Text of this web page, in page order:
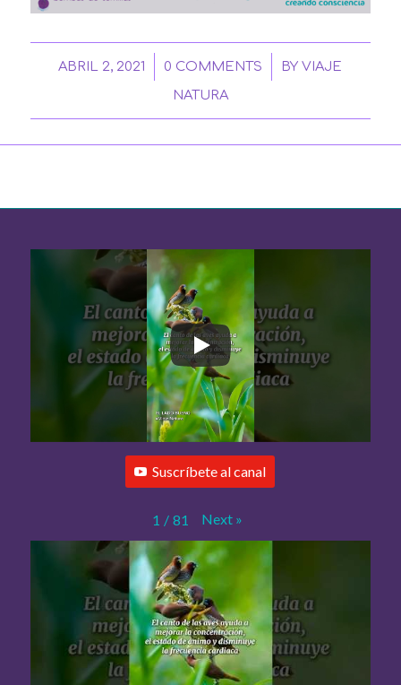
ABRIL 2, 2021
/ 0 COMMENTS
/ BYVIAJE
NATURA
Suscríbete al canal
1 / 81 Next »